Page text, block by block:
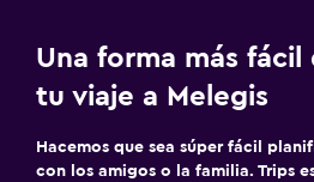
Una forma más
tu viaje a Melegis
Hacemos que sea súper fácil
con los amigos o la familia. Trips